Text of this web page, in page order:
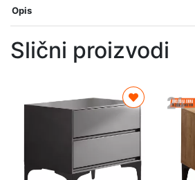
Opis
Slični proizvodi